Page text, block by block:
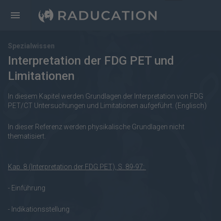
Spezialwissen
Interpretation der FDG PET und
Limitationen
In diesem Kapitel werden Grundlagen der Interpretation von FDG
PET/CT Untersuchungen und Limitationen aufgeführt. (Englisch)
In dieser Referenz werden physikalische Grundlagen nicht
thematisiert.
Kap. 8 (Interpretation der FDG PET), S. 89-97:
- Einführung
- Indikationsstellung